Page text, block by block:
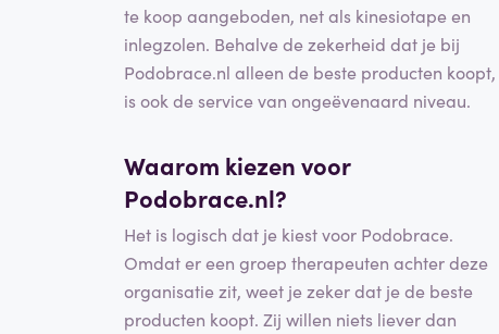
te koop aangeboden, net als kinesiotape en
inlegzolen. Behalve de zekerheid dat je bij
Podobrace.nl alleen de beste producten koopt,
is ook de service van ongeëvenaard niveau.
Waarom kiezen voor
Podobrace.nl?
Het is logisch dat je kiest voor Podobrace.
Omdat er een groep therapeuten achter deze
organisatie zit, weet je zeker dat je de beste
producten koopt. Zij willen niets liever dan